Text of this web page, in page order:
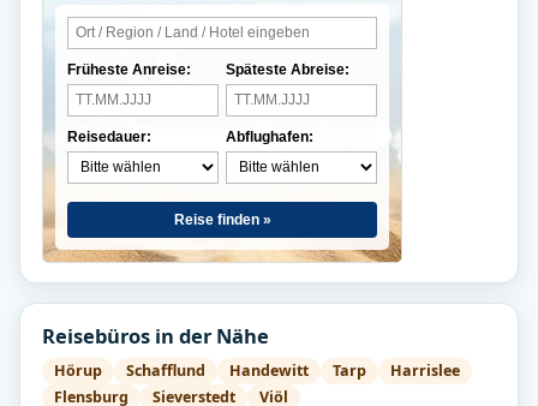
Früheste Anreise:
Reisedauer:
Späteste Abreise:
Abflughafen:
Reise finden »
Reisebüros in der Nähe
Hörup Schafflund Handewitt Tarp
Harrislee
Flensburg
Sieverstedt Viöl